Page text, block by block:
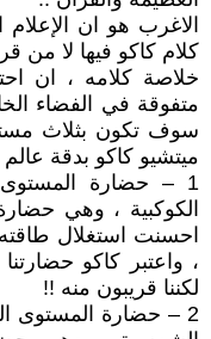
الاغرب هو ان
كلام كاكو فيها لا من
خلاصة كلامه ، ان
متفوقة في الفضاء
سوف تكون بثلاث
ميتشيو كاكو بدقة
1 – حضارة
الكوكبية ، وهي
احسنت استغلال
، واعتبر كاكو
لكننا قريبون منه !!
2 – حضارة المستوى